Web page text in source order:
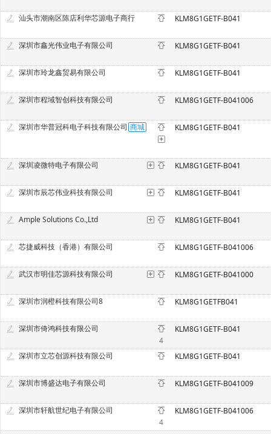
汕头市潮南区陈店利华芯源电子商行 KLM8G1GETF-B041
深圳市鑫光伟业电子有限公司 KLM8G1GETF-B041
深圳市玲龙鑫贸易有限公司 KLM8G1GETF-B041
深圳市程域智创科技有限公司 KLM8G1GETF-B041006
深圳市华普冠科电子科技有限公司 KLM8G1GETF-B041
深圳凌微特电子有限公司 KLM8G1GETF-B041
深圳市辰芯伟业科技有限公司 KLM8G1GETF-B041
Ample Solutions Co.,Ltd KLM8G1GETF-B041
芯捷威科技（香港）有限公司 KLM8G1GETF-B041006
武汉市明佳芯源科技有限公司 KLM8G1GETF-B041000
深圳市润橙科技有限公司8 KLM8G1GETFB041
深圳市倚鸿科技有限公司
4
KLM8G1GETF-B041
深圳市立芯创源科技有限公司 KLM8G1GETF-B041
深圳市博盛达电子有限公司 KLM8G1GETF-B041009
深圳市轩航世纪电子有限公司
4
KLM8G1GETF-B041006